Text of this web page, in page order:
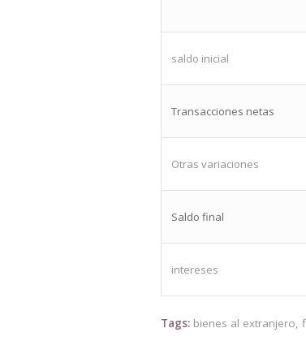
saldo inicial
Transacciones netas
Otras variaciones
Saldo final
intereses
Tags: bienes al extranjero,